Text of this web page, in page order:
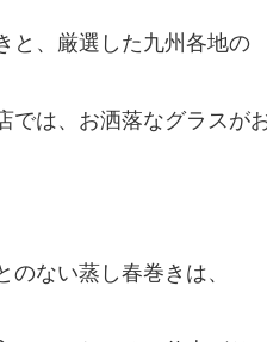
と、厳選した九州各地の
では、お洒落なグラスが
のない蒸し春巻きは、